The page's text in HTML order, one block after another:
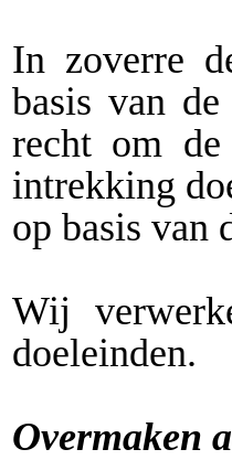
In zoverre
basis van
recht om
intrekking
op basis van
Wij
doeleinden.
Overmaken